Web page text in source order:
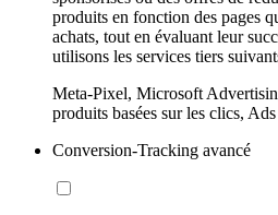
produits en fonction des pages
achats, tout en évaluant leur
utilisons les services tiers
Meta-Pixel, Microsoft
produits basées sur les clics,
Conversion-Tracking avancé